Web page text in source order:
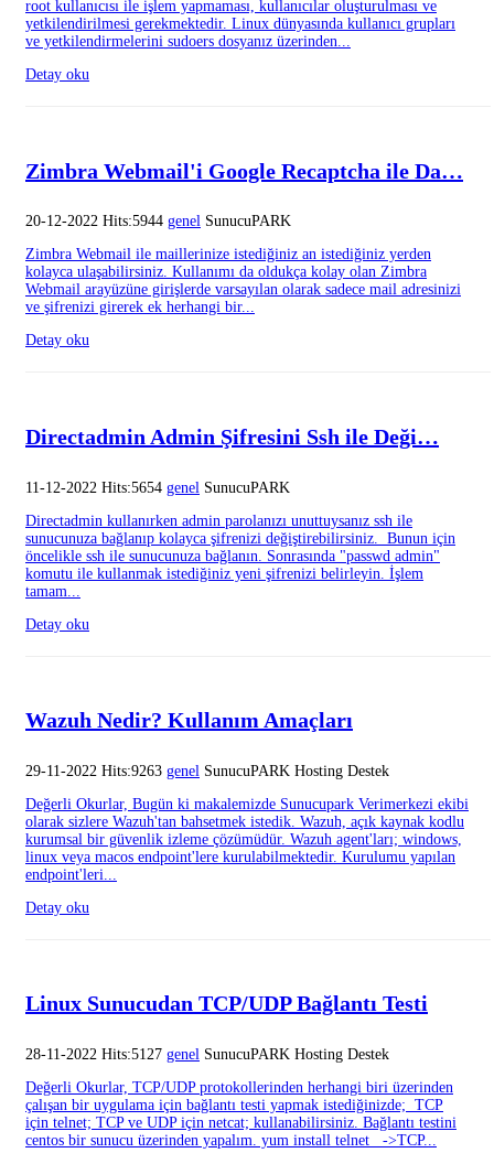
root kullanıcısı ile işlem yapmaması, kullanıcılar oluşturulması ve
yetkilendirilmesi gerekmektedir. Linux dünyasında kullanıcı grupları
ve yetkilendirmelerini sudoers dosyanız üzerinden...
Detay oku
Zimbra Webmail'i Google Recaptcha ile Da…
20-12-2022 Hits:5944 genel SunucuPARK
Zimbra Webmail ile maillerinize istediğiniz an istediğiniz yerden
kolayca ulaşabilirsiniz. Kullanımı da oldukça kolay olan Zimbra
Webmail arayüzüne girişlerde varsayılan olarak sadece mail adresinizi
ve şifrenizi girerek ek herhangi bir...
Detay oku
Directadmin Admin Şifresini Ssh ile Deği…
11-12-2022 Hits:5654 genel SunucuPARK
Directadmin kullanırken admin parolanızı unuttuysanız ssh ile
sunucunuza bağlanıp kolayca şifrenizi değiştirebilirsiniz. Bunun için
öncelikle ssh ile sunucunuza bağlanın. Sonrasında "passwd admin"
komutu ile kullanmak istediğiniz yeni şifrenizi belirleyin. İşlem
tamam...
Detay oku
Wazuh Nedir? Kullanım Amaçları
29-11-2022 Hits:9263 genel SunucuPARK Hosting Destek
Değerli Okurlar, Bugün ki makalemizde Sunucupark Verimerkezi ekibi
olarak sizlere Wazuh'tan bahsetmek istedik. Wazuh, açık kaynak kodlu
kurumsal bir güvenlik izleme çözümüdür. Wazuh agent'ları; windows,
linux veya macos endpoint'lere kurulabilmektedir. Kurulumu yapılan
endpoint'leri...
Detay oku
Linux Sunucudan TCP/UDP Bağlantı Testi
28-11-2022 Hits:5127 genel SunucuPARK Hosting Destek
Değerli Okurlar, TCP/UDP protokollerinden herhangi biri üzerinden
çalışan bir uygulama için bağlantı testi yapmak istediğinizde; TCP
için telnet; TCP ve UDP için netcat; kullanabilirsiniz. Bağlantı testini
centos bir sunucu üzerinden yapalım. yum install telnet ->TCP...